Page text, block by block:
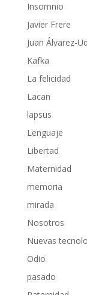
Insomnio
Javier Frere
Juan Álvarez-
Kafka
La felicidad
Lacan
lapsus
Lenguaje
Libertad
Maternidad
memoria
mirada
Nosotros
Nuevas
Odio
pasado